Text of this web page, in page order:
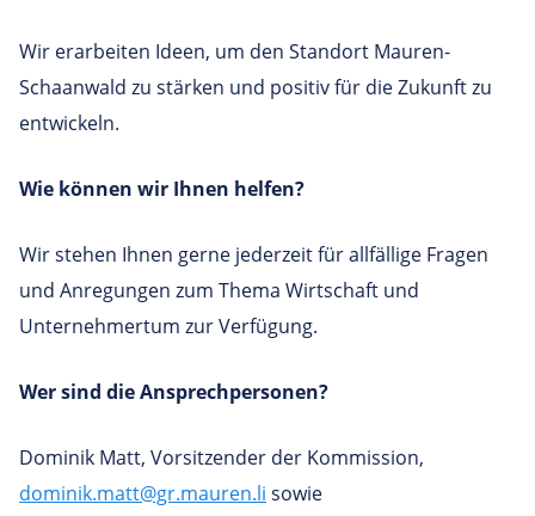
Wir erarbeiten Ideen, um den Standort Mauren-
Schaanwald zu stärken und positiv für die Zukunft zu
entwickeln.
Wie können wir Ihnen helfen?
Wir stehen Ihnen gerne jederzeit für allfällige Fragen
und Anregungen zum Thema Wirtschaft und
Unternehmertum zur Verfügung.
Wer sind die Ansprechpersonen?
Dominik Matt, Vorsitzender der Kommission,
dominik.matt@gr.mauren.li sowie